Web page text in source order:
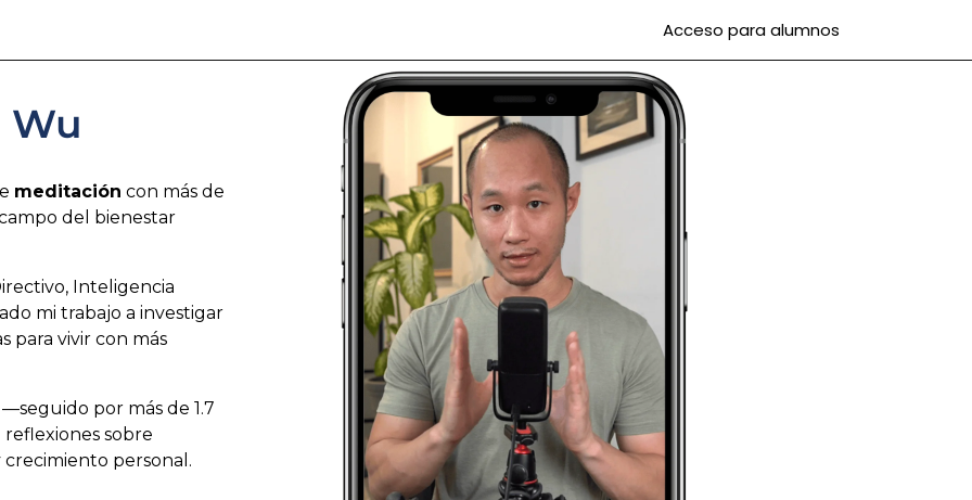
Acceso para alumnos
Wu
meditación con más de
del bienestar
Inteligencia
mi trabajo a investigar
para vivir con más
por más de 1.7
sobre
personal.